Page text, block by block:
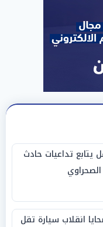
يتابع تداعيات حادث
انقلاب سيارة تقل